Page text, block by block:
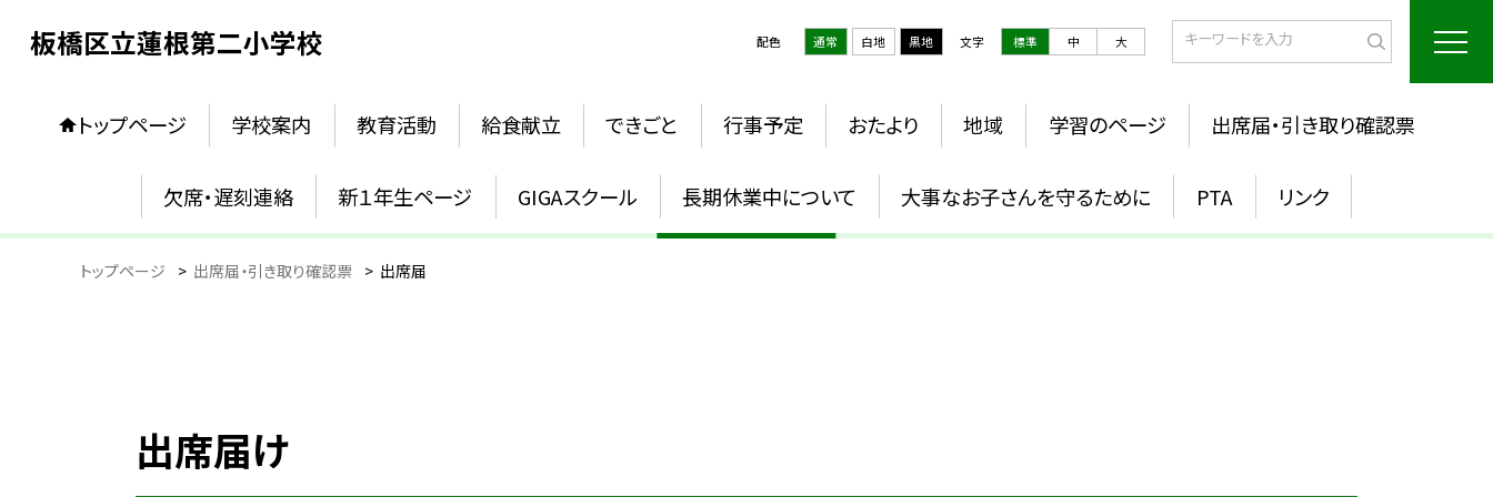
板橋区立蓮根第二小学校 配色 通常 白地 黒地 文字 標準 中 大
トップページ 学校案内 教育活動 給食献立 できごと 行事予定 おたより 地域 学習のページ 出席届・引き取り確認票
欠席・遅刻連絡 新１年生ページ GIGAスクール 長期休業中について 大事なお子さんを守るために PTA リンク
出席届
トップページ > 出席届・引き取り確認票 > 出席届
出席届け